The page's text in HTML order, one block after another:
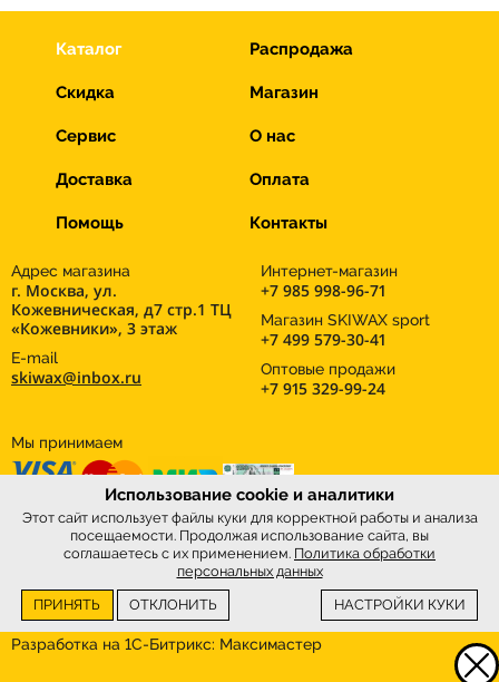
Каталог Распродажа
Скидка Магазин
Сервис О нас
Доставка Оплата
Помощь Контакты
Интернет-магазинSkiWax.ru © 2026
Разработка на 1С-Битрикс: Максимастер
Адрес магазина
г. Москва, ул.
Кожевническая, д7 стр.1 ТЦ
«Кожевники», 3 этаж
E-mail
skiwax@inbox.ru
Интернет-магазин
+7 985 998-96-71
Магазин SKIWAX sport
+7 499 579-30-41
Оптовые продажи
+7 915 329-99-24
Мы принимаем
Использование cookie и аналитики
Этот сайт использует файлы куки для корректной работы и анализа
посещаемости. Продолжая использование сайта, вы
соглашаетесь с их применением. Политика обработки
персональных данных
ПРИНЯТЬ
ОТКЛОНИТЬ НАСТРОЙКИ КУКИ